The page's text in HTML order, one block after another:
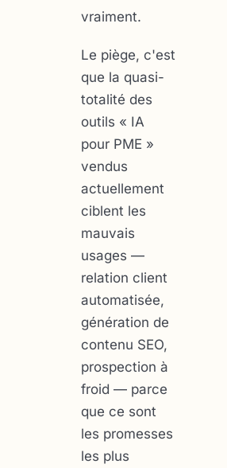
vraiment.
Le piège, c'est
que la quasi-
totalité des
outils « IA
pour PME »
vendus
actuellement
ciblent les
mauvais
usages —
relation client
automatisée,
génération de
contenu SEO,
prospection à
froid — parce
que ce sont
les promesses
les plus